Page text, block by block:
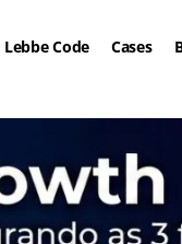
Lebbe Code Cases